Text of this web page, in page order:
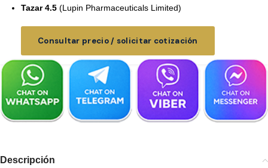
Tazar 4.5 (Lupin Pharmaceuticals Limited)
Consultar precio / solicitar cotización
Descripción